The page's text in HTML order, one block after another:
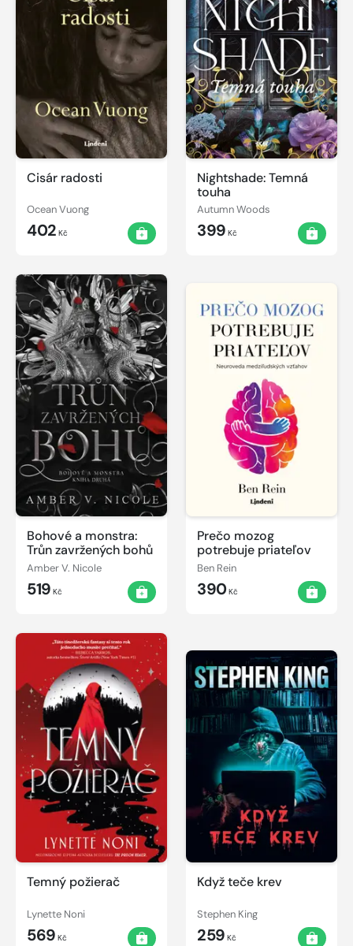
Cisár radosti
Ocean Vuong
402 Kč
Nightshade: Temná
touha
Autumn Woods
399 Kč
Bohové a monstra:
Trůn zavržených bohů
Amber V. Nicole
519 Kč
Prečo mozog
potrebuje priateľov
Ben Rein
390Kč
Temný požierač
Lynette Noni
569 Kč
Když teče krev
Stephen King
259 Kč